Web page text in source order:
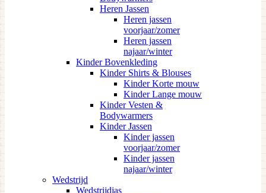
Heren Jassen
Heren jassen
voorjaar/zomer
Heren jassen
najaar/winter
Kinder Bovenkleding
Kinder Shirts & Blouses
Kinder Korte mouw
Kinder Lange mouw
Kinder Vesten &
Bodywarmers
Kinder Jassen
Kinder jassen
voorjaar/zomer
Kinder jassen
najaar/winter
Wedstrijd
Wedstrijdjas